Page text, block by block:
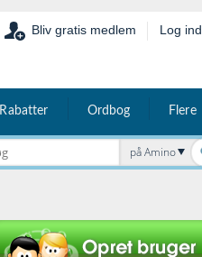
Bliv gratis medlem Log ind
Rabatter Ordbog Flere
på Amino